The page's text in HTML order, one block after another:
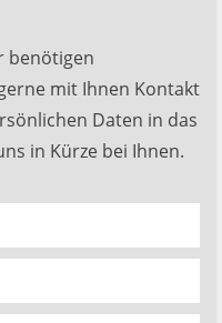
benötigen
mit Ihnen Kontakt
Daten in das
in Kürze bei Ihnen.